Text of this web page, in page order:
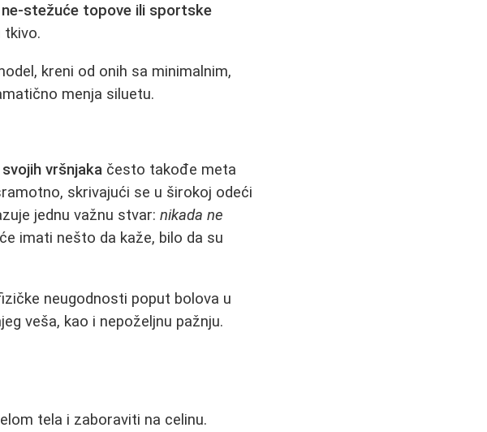
ne-stežuće topove ili sportske
tkivo.
kreni od onih sa minimalnim,
menja siluetu.
vršnjaka često takođe meta
skrivajući se u širokoj odeći
jednu važnu stvar:nikada ne
imati nešto da kaže, bilo da su
neugodnosti poput bolova u
veša, kao i nepoželjnu pažnju.
tela i zaboraviti na celinu.